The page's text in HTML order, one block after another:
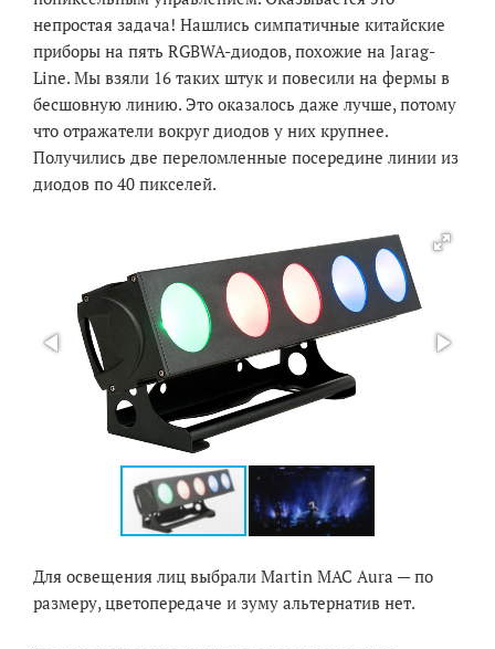
непростая задача! Нашлись симпатичные китайские
приборы на пять RGBWA-диодов, похожие на Jarag-
Line. Мы взяли 16 таких штук и повесили на фермы в
бесшовную линию. Это оказалось даже лучше, потому
что отражатели вокруг диодов у них крупнее.
Получились две переломленные посередине линии из
диодов по 40 пикселей.
Для освещения лиц выбрали Martin MAC Aura — по
размеру, цветопередаче и зуму альтернатив нет.